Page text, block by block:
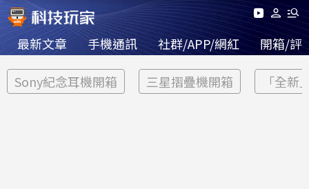
最新文章 手機通訊 社群/APP/網紅 開箱/評
Sony紀念耳機開箱 三星摺疊機開箱 「全新